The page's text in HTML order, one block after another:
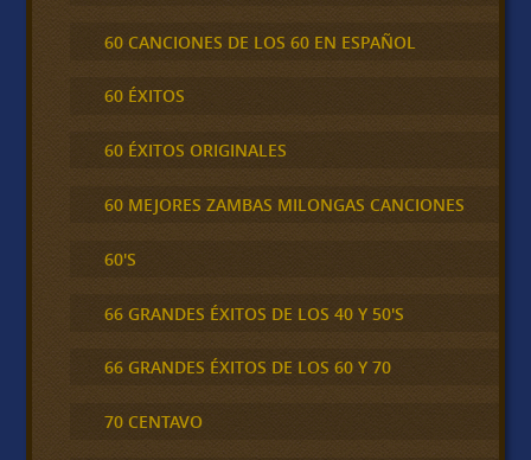
60 CANCIONES DE LOS 60 EN ESPAÑOL
60 ÉXITOS
60 ÉXITOS ORIGINALES
60 MEJORES ZAMBAS MILONGAS CANCIONES
60'S
66 GRANDES ÉXITOS DE LOS 40 Y 50'S
66 GRANDES ÉXITOS DE LOS 60 Y 70
70 CENTAVO